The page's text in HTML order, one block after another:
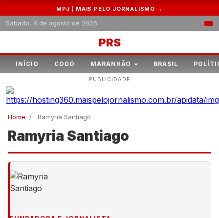
MPJ | MAIS PELO JORNALISMO →
Sábado, 8 de agosto de 2026
PRS
INÍCIO CODÓ MARANHÃO BRASIL
PUBLICIDADE
Home / Ramyria Santiago
Ramyria Santiago